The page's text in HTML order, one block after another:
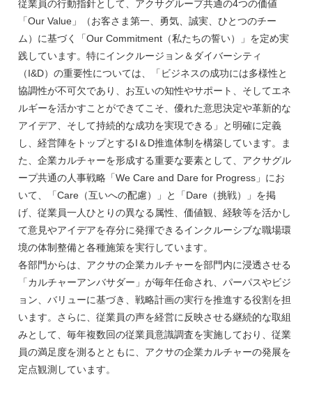
従業員の行動指針として、アクサグループ共通の4つの価値
「Our Value」（お客さま第一、勇気、誠実、ひとつのチー
ム）に基づく「Our Commitment（私たちの誓い）」を定め実
践しています。特にインクルージョン＆ダイバーシティ
（I&D）の重要性については、「ビジネスの成功には多様性と
協調性が不可欠であり、お互いの知性やサポート、そしてエネ
ルギーを活かすことができてこそ、優れた意思決定や革新的な
アイデア、そして持続的な成功を実現できる」と明確に定義
し、経営陣をトップとするI＆D推進体制を構築しています。ま
た、企業カルチャーを形成する重要な要素として、アクサグル
ープ共通の人事戦略「We Care and Dare for Progress」にお
いて、「Care（互いへの配慮）」と「Dare（挑戦）」を掲
げ、従業員一人ひとりの異なる属性、価値観、経験等を活かし
て意見やアイデアを存分に発揮できるインクルーシブな職場環
境の体制整備と各種施策を実行しています。
各部門からは、アクサの企業カルチャーを部門内に浸透させる
「カルチャーアンバサダー」が毎年任命され、パーパスやビジ
ョン、バリューに基づき、戦略計画の実行を推進する役割を担
います。さらに、従業員の声を経営に反映させる継続的な取組
みとして、毎年複数回の従業員意識調査を実施しており、従業
員の満足度を測るとともに、アクサの企業カルチャーの発展を
定点観測しています。